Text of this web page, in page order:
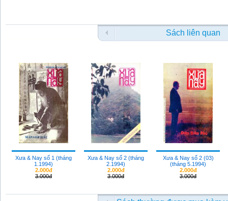
Sách liên quan
Xưa & Nay số 1 (tháng
1.1994)
2.000đ
3.000đ
Xưa & Nay số 2 (tháng
2.1994)
2.000đ
3.000đ
Xưa & Nay số 2 (03)
(tháng 5.1994)
2.000đ
3.000đ